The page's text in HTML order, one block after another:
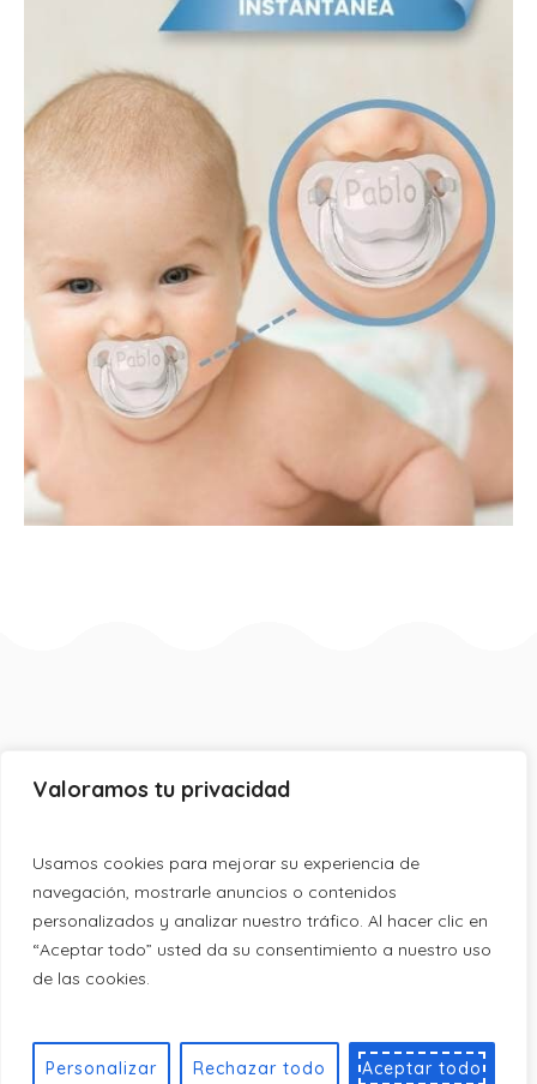
Valoramos tu privacidad
Usamos cookies para mejorar su experiencia de
navegación, mostrarle anuncios o contenidos
personalizados y analizar nuestro tráfico. Al hacer clic en
“Aceptar todo” usted da su consentimiento a nuestro uso
de las cookies.
Personalizar Rechazar todo Aceptar todo